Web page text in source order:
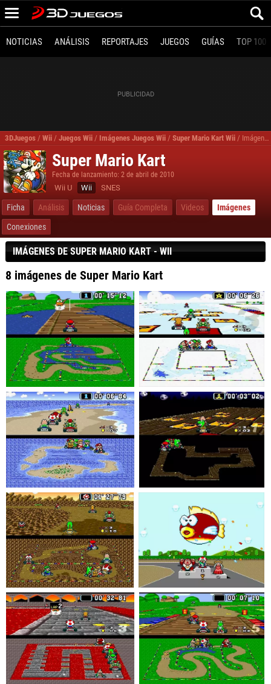
NOTICIAS ANÁLISIS REPORTAJES JUEGOS GUÍAS TOP 100
3DJuegos / Wii / Juegos Wii / Imágenes Juegos Wii / Super Mario Kart Wii / Imágenes, fotos Super Mario Kart para Wii
Super Mario Kart
Fecha de lanzamiento: 2 de abril de 2010
Wii U Wii SNES
Ficha Análisis Noticias Guía Completa Videos
Imágenes
Conexiones
IMÁGENES DE SUPER MARIO KART - WII
8 imágenes de Super Mario Kart